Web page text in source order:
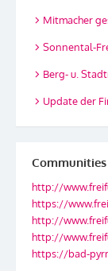
Mitmacher
Sonnental-
Berg- u.
Update der
Communities
http://
https://
http://
http://
https://bad-